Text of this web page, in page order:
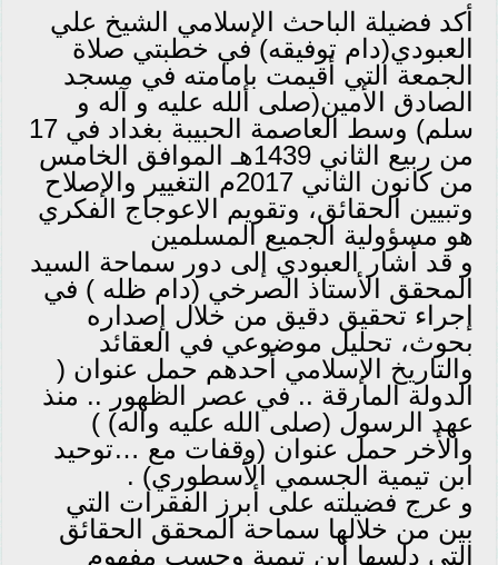
أكد فضيلة الباحث الإسلامي الشيخ علي
العبودي(دام توفيقه) في خطبتي صلاة
الجمعة التي أقيمت بإمامته في مسجد
الصادق الأمين(صلى الله عليه و آله و
سلم) وسط العاصمة الحبيبة بغداد في 17
من ربيع الثاني 1439هـ الموافق الخامس
من كانون الثاني 2017م التغيير والإصلاح
وتبيين الحقائق، وتقويم الاعوجاج الفكري
هو مسؤولية الجميع المسلمين
و قد أشار العبودي إلى دور سماحة السيد
المحقق الأستاذ الصرخي (دام ظله ) في
إجراء تحقيق دقيق من خلال إصداره
بحوث، تحليل موضوعي في العقائد
والتاريخ الإسلامي أحدهم حمل عنوان (
الدولة المارقة .. في عصر الظهور .. منذ
عهد الرسول (صلى الله عليه واله) )
والأخر حمل عنوان (وقفات مع …توحيد
ابن تيمية الجسمي الأسطوري) .
و عرج فضيلته على أبرز الفقرات التي
بين من خلالها سماحة المحقق الحقائق
التي دلسها أبن تيمية وحسب مفهوم